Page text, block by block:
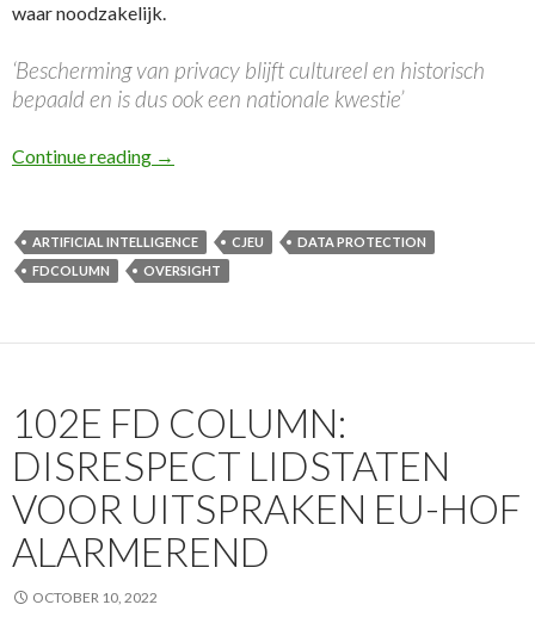
waar noodzakelijk.
‘Bescherming van privacy blijft cultureel en historisch
bepaald en is dus ook een nationale kwestie’
Continue reading 103e FD Column: Halfbakken nationale
→
ARTIFICIAL INTELLIGENCE CJEU
DATA PROTECTION
FDCOLUMN
OVERSIGHT
102E FD COLUMN:
DISRESPECT LIDSTATEN
VOOR UITSPRAKEN EU-HOF
ALARMEREND
OCTOBER 10, 2022